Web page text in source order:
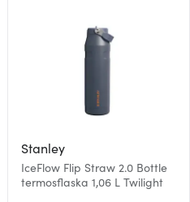
Stanley
IceFlow Flip Straw 2.0 Bottle
termosflaska 1,06 L Twilight